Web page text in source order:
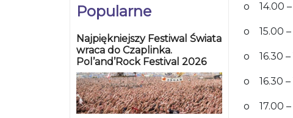
Popularne
Najpiękniejszy Festiwal Świata
wraca do Czaplinka.
Pol’and’Rock Festival 2026
o 14.00 –
o 15.00 –
o 16.30 –
o 16.30 –
o 17.00 –